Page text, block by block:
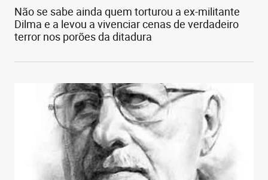
Não se sabe ainda quem torturou a ex-militante
Dilma e a levou a vivenciar cenas de verdadeiro
terror nos porões da ditadura